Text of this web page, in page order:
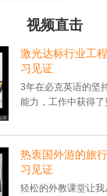
视频直击
激光达标行业工
习见证
3年在必克英语的坚
能力，工作中获得了
热衷国外游的旅
习见证
轻松的外教课堂让